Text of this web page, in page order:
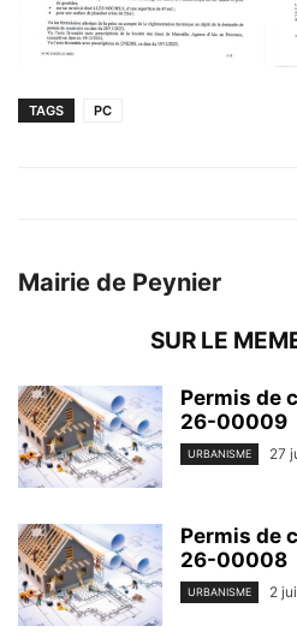
TAGS PC
Mairie de Peynier
SUR LE
Permis de
26-00009
URBANISME 27
Permis de
26-00008
URBANISME 2